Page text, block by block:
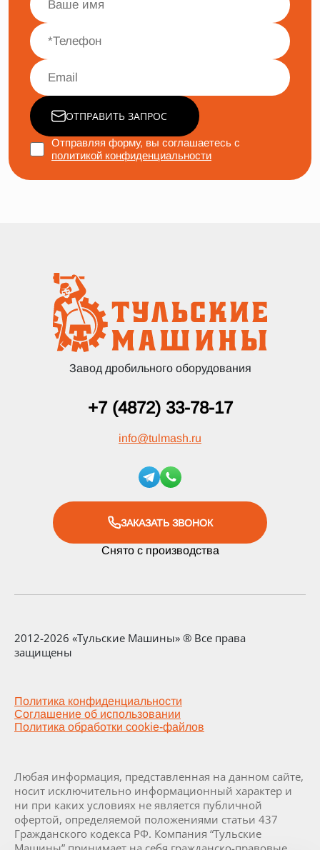
ОТПРАВИТЬ ЗАПРОС
Отправляя форму, вы соглашаетесь с
политикой конфиденциальности
Завод дробильного оборудования
+7 (4872) 33-78-17
info@tulmash.ru
ЗАКАЗАТЬ ЗВОНОК
Снято с производства
2012-2026 «Тульские Машины» ® Все права
защищены
Политика конфиденциальности
Соглашение об использовании
Политика обработки cookie-файлов
Любая информация, представленная на данном сайте,
носит исключительно информационный характер и
ни при каких условиях не является публичной
офертой, определяемой положениями статьи 437
Гражданского кодекса РФ. Компания “Тульские